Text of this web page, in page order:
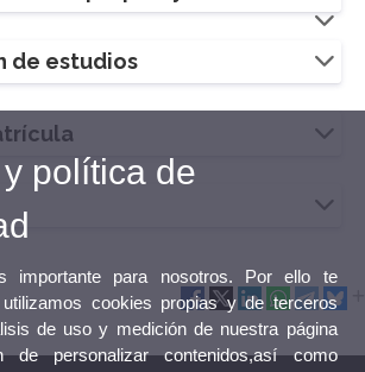
de estudios
política de
importante para nosotros. Por ello te
cookies propias y de terceros
de uso y medición de nuestra página
personalizar contenidos,así como